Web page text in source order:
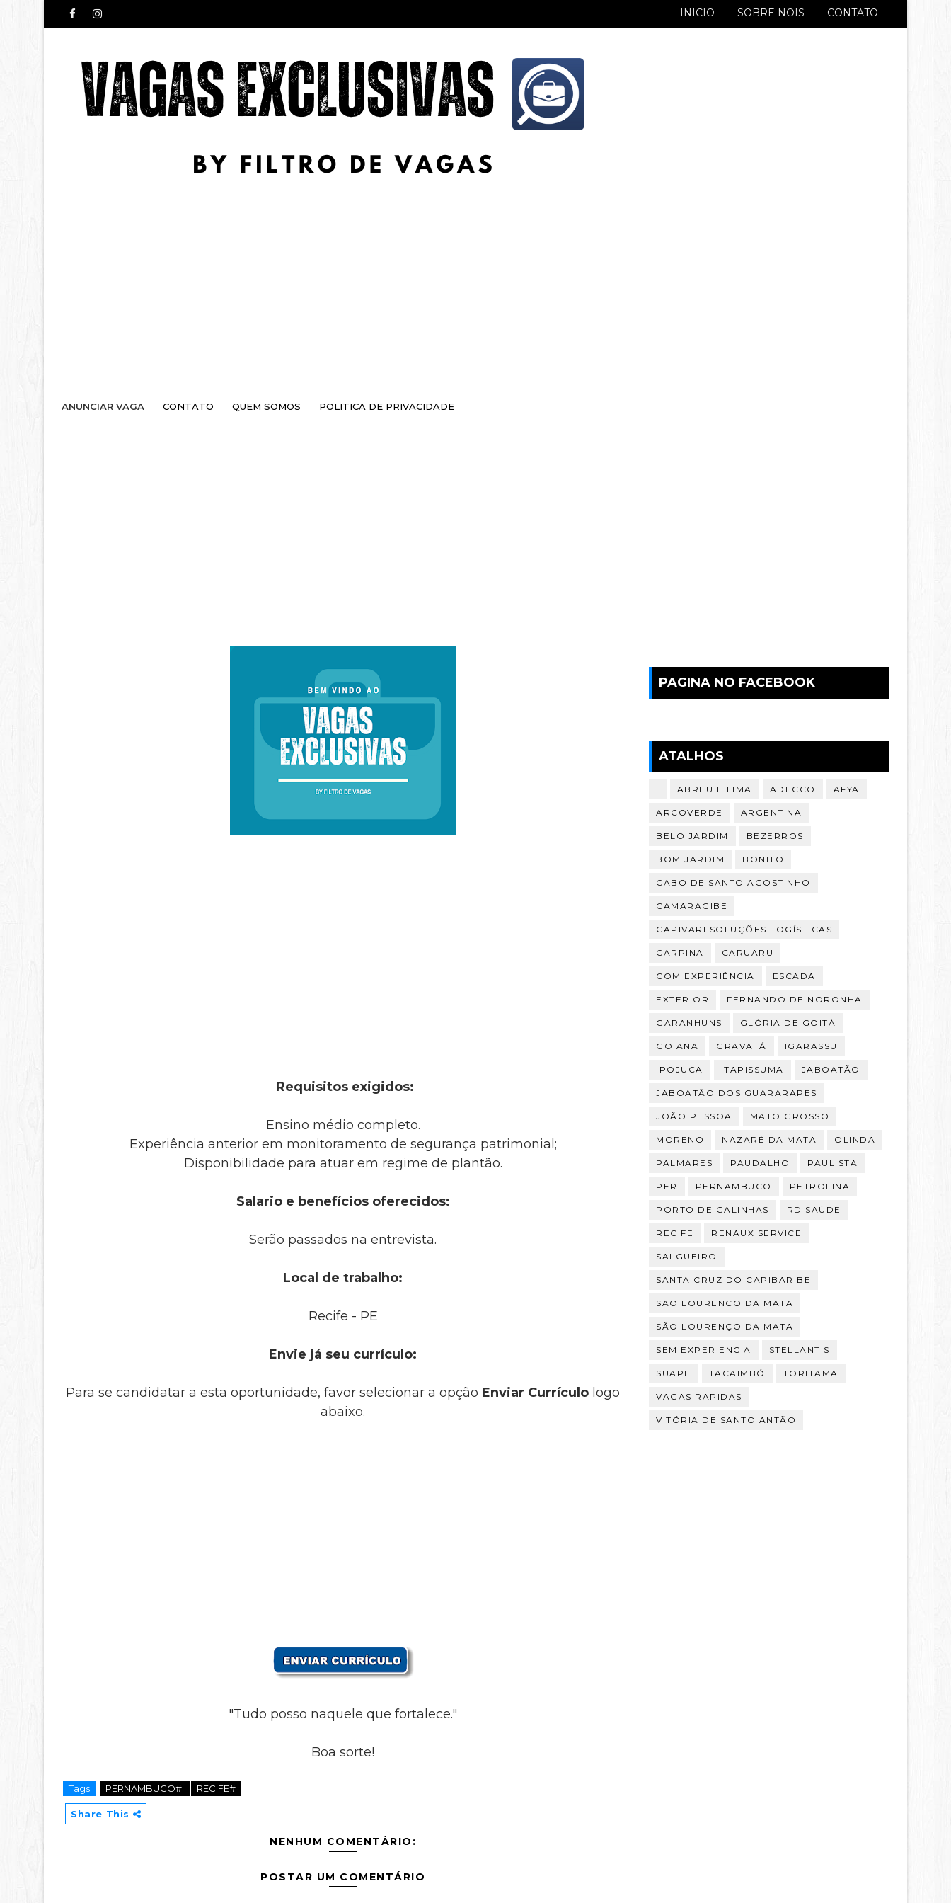
INICIO SOBRE NOIS CONTATO
ANUNCIAR VAGA CONTATO QUEM SOMOS POLITICA DE PRIVACIDADE
Requisitos exigidos:
Ensino médio completo.
Experiência anterior em monitoramento de segurança patrimonial;
Disponibilidade para atuar em regime de plantão.
Salario e benefícios oferecidos:
Serão passados na entrevista.
Local de trabalho:
Recife - PE
Envie já seu currículo:
Para se candidatar a esta oportunidade, favor selecionar a opção Enviar Currículo logo
abaixo.
"Tudo posso naquele que fortalece."
Boa sorte!
Tags PERNAMBUCO# RECIFE#
Share This
NENHUM COMENTÁRIO:
POSTAR UM COMENTÁRIO
PAGINA NO FACEBOOK
ATALHOS
' ABREU E LIMA ADECCO AFYA
ARCOVERDE ARGENTINA
BELO JARDIM BEZERROS
BOM JARDIM BONITO
CABO DE SANTO AGOSTINHO
CAMARAGIBE
CAPIVARI SOLUÇÕES LOGÍSTICAS
CARPINA CARUARU
COM EXPERIÊNCIA ESCADA
EXTERIOR FERNANDO DE NORONHA
GARANHUNS GLÓRIA DE GOITÁ
GOIANA GRAVATÁ IGARASSU
IPOJUCA ITAPISSUMA JABOATÃO
JABOATÃO DOS GUARARAPES
JOÃO PESSOA MATO GROSSO
MORENO NAZARÉ DA MATA OLINDA
PALMARES PAUDALHO PAULISTA
PER PERNAMBUCO PETROLINA
PORTO DE GALINHAS RD SAÚDE
RECIFE RENAUX SERVICE
SALGUEIRO
SANTA CRUZ DO CAPIBARIBE
SAO LOURENCO DA MATA
SÃO LOURENÇO DA MATA
SEM EXPERIENCIA STELLANTIS
SUAPE TACAIMBÓ TORITAMA
VAGAS RAPIDAS
VITÓRIA DE SANTO ANTÃO